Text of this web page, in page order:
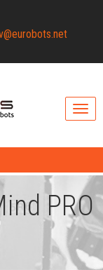
PRO